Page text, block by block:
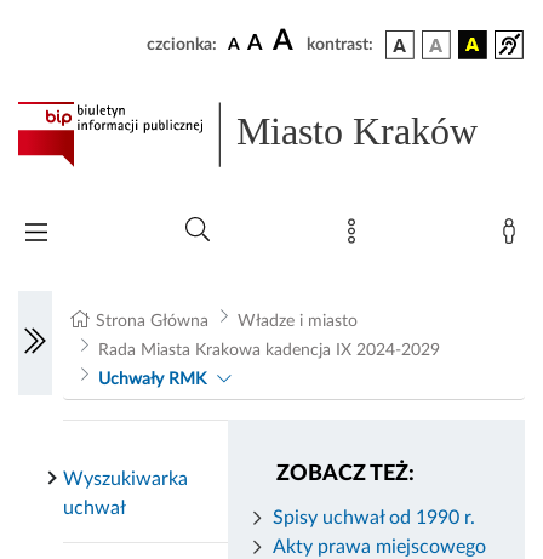
czcionka: A A A kontrast:
Miasto Kraków
Strona Główna
Władze i miasto
Rada Miasta Krakowa kadencja IX 2024-2029
Uchwały RMK
ZOBACZ TEŻ:
Spisy uchwał od 1990 r.
Akty prawa miejscowego
Wyszukiwarka
uchwał